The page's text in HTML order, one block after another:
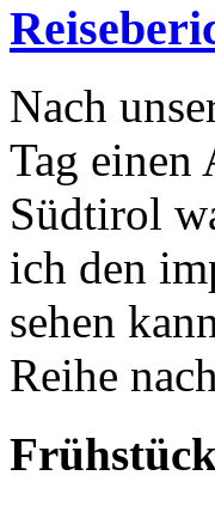
Nach
Tag einen
Südtirol
ich den
sehen
Reihe